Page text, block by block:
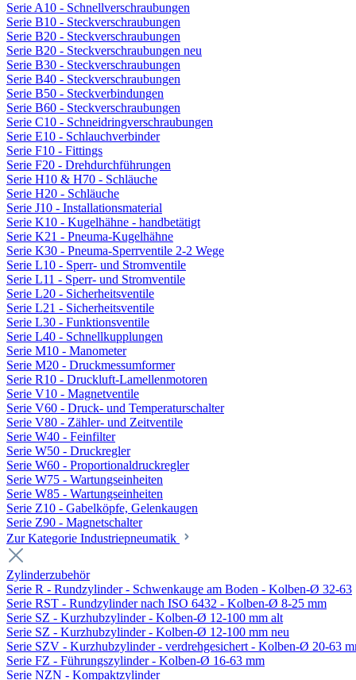
Serie A10 - Schnellverschraubungen
Serie B10 - Steckverschraubungen
Serie B20 - Steckverschraubungen
Serie B20 - Steckverschraubungen neu
Serie B30 - Steckverschraubungen
Serie B40 - Steckverschraubungen
Serie B50 - Steckverbindungen
Serie B60 - Steckverschraubungen
Serie C10 - Schneidringverschraubungen
Serie E10 - Schlauchverbinder
Serie F10 - Fittings
Serie F20 - Drehdurchführungen
Serie H10 & H70 - Schläuche
Serie H20 - Schläuche
Serie J10 - Installationsmaterial
Serie K10 - Kugelhähne - handbetätigt
Serie K21 - Pneuma-Kugelhähne
Serie K30 - Pneuma-Sperrventile 2-2 Wege
Serie L10 - Sperr- und Stromventile
Serie L11 - Sperr- und Stromventile
Serie L20 - Sicherheitsventile
Serie L21 - Sicherheitsventile
Serie L30 - Funktionsventile
Serie L40 - Schnellkupplungen
Serie M10 - Manometer
Serie M20 - Druckmessumformer
Serie R10 - Druckluft-Lamellenmotoren
Serie V10 - Magnetventile
Serie V60 - Druck- und Temperaturschalter
Serie V80 - Zähler- und Zeitventile
Serie W40 - Feinfilter
Serie W50 - Druckregler
Serie W60 - Proportionaldruckregler
Serie W75 - Wartungseinheiten
Serie W85 - Wartungseinheiten
Serie Z10 - Gabelköpfe, Gelenkaugen
Serie Z90 - Magnetschalter
Zur Kategorie Industriepneumatik
Zylinderzubehör
Serie R - Rundzylinder - Schwenkauge am Boden - Kolben-Ø 32-63
Serie RST - Rundzylinder nach ISO 6432 - Kolben-Ø 8-25 mm
Serie SZ - Kurzhubzylinder - Kolben-Ø 12-100 mm alt
Serie SZ - Kurzhubzylinder - Kolben-Ø 12-100 mm neu
Serie SZV - Kurzhubzylinder - verdrehgesichert - Kolben-Ø 20-63
Serie FZ - Führungszylinder - Kolben-Ø 16-63 mm
Serie NZN - Kompaktzylinder